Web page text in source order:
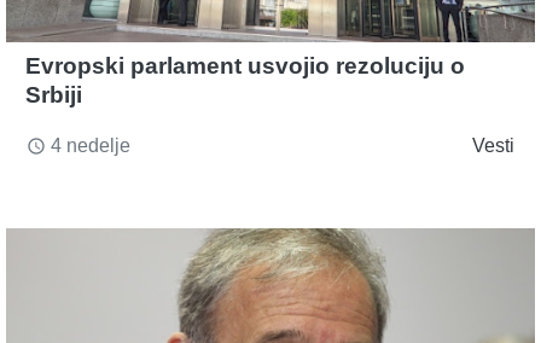
Evropski parlament usvojio rezoluciju o
Srbiji
access_time 4 nedelje Vesti